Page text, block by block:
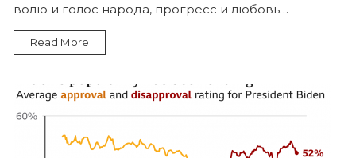
волю и голос народа, прогресс и любовь…
Read More